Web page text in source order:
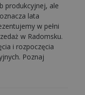
produkcyjnej, ale
lata
w pełni
w Radomsku.
i rozpoczęcia
Poznaj